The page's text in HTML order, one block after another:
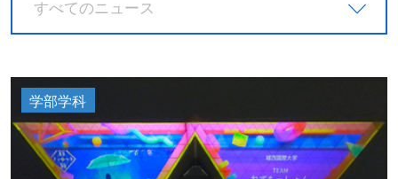
すべてのニュース
学部学科